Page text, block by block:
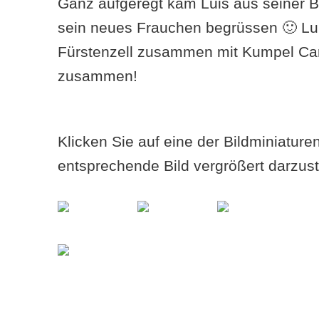
sein neues Frauchen begrüssen 🙂
Fürstenzell zusammen mit Kumpel
zusammen!
Klicken Sie auf eine der
entsprechende Bild vergrößert